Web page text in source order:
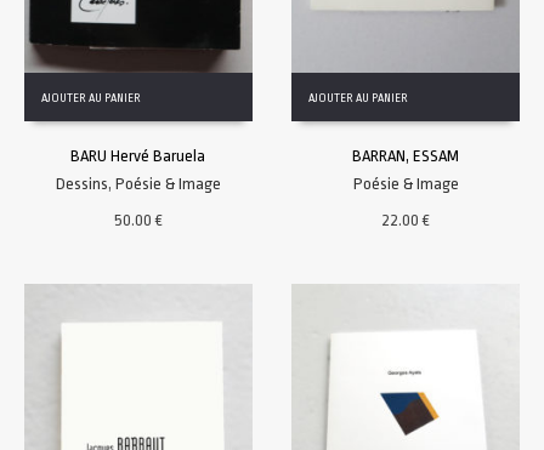
AJOUTER AU PANIER
BARU Hervé Baruela
Dessins, Poésie & Image
50.00€
AJOUTER AU PANIER
BARRAN, ESSAM
Poésie & Image
22.00€